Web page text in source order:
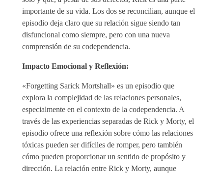
importante de su vida. Los dos se reconcilian, aunque el
episodio deja claro que su relación sigue siendo tan
disfuncional como siempre, pero con una nueva
comprensión de su codependencia.
Impacto Emocional y Reflexión:
«Forgetting Sarick Mortshall» es un episodio que
explora la complejidad de las relaciones personales,
especialmente en el contexto de la codependencia. A
través de las experiencias separadas de Rick y Morty, el
episodio ofrece una reflexión sobre cómo las relaciones
tóxicas pueden ser difíciles de romper, pero también
cómo pueden proporcionar un sentido de propósito y
dirección. La relación entre Rick y Morty, aunque